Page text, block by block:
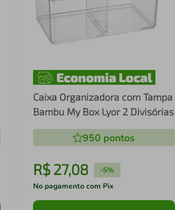
Caixa Organizadora com Tampa
Bambu My Box Lyor 2 Divisórias
950 pontos
R$ 27,08 -5%
No pagamento com Pix